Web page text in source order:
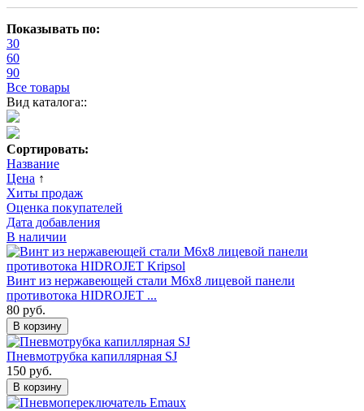
Показывать по:
30
60
90
Все товары
Вид каталога::
Сортировать:
Название
Цена ↑
Хиты продаж
Оценка покупателей
Дата добавления
В наличии
Винт из нержавеющей стали М6х8 лицевой панели
противотока HIDROJET ...
80 руб.
В корзину
Пневмотрубка капиллярная SJ
150 руб.
В корзину